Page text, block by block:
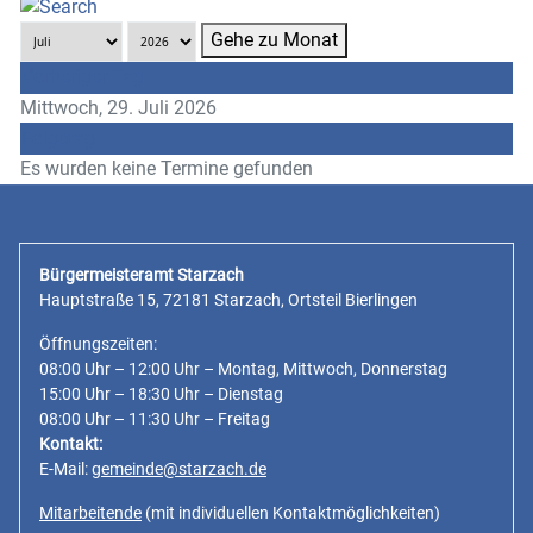
Gehe zu Monat
Mittwoch, 29. Juli 2026
Es wurden keine Termine gefunden
Bürgermeisteramt Starzach
Hauptstraße 15, 72181 Starzach, Ortsteil Bierlingen
Öffnungszeiten:
08:00 Uhr – 12:00 Uhr – Montag, Mittwoch, Donnerstag
15:00 Uhr – 18:30 Uhr – Dienstag
08:00 Uhr – 11:30 Uhr – Freitag
Kontakt:
E-Mail:gemeinde@starzach.de
Mitarbeitende (mit individuellen Kontaktmöglichkeiten)